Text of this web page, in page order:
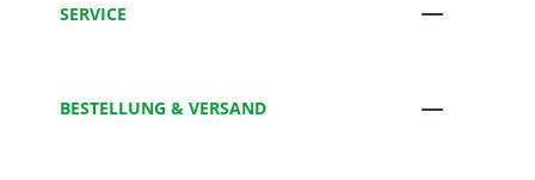
SERVICE
BESTELLUNG & VERSAND